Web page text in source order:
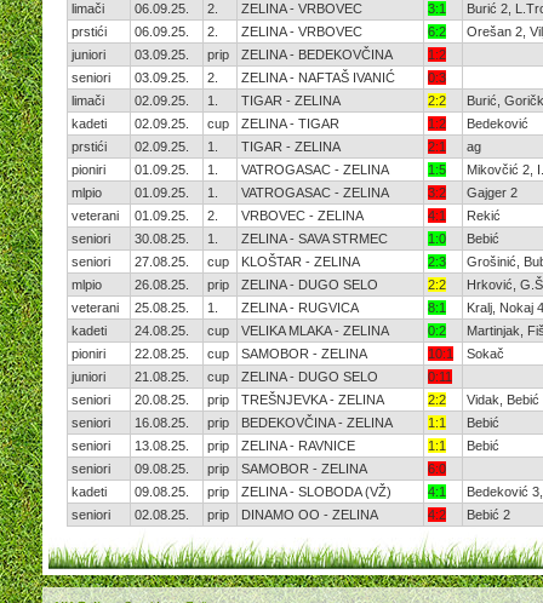
limači
06.09.25. 2. ZELINA - VRBOVEC 3:1
Burić 2,
prstići
06.09.25. 2. ZELINA - VRBOVEC 6:2
Orešan 2,
juniori
03.09.25. prip ZELINA - BEDEKOVČINA
1:2
seniori
03.09.25. 2. ZELINA - NAFTAŠ IVANIĆ
0:3
limači
02.09.25. 1. TIGAR - ZELINA 2:2
Burić,
kadeti
02.09.25. cup ZELINA - TIGAR 1:2
Bedeković
prstići
02.09.25. 1. TIGAR - ZELINA 2:1
ag
pioniri
01.09.25. 1. VATROGASAC - ZELINA 1:5
Mikovčić 2,
mlpio
01.09.25. 1. VATROGASAC - ZELINA 3:2
Gajger 2
veterani
01.09.25. 2. VRBOVEC - ZELINA 4:1
Rekić
seniori
30.08.25. 1. ZELINA - SAVA STRMEC 1:0
Bebić
seniori
27.08.25. cup KLOŠTAR - ZELINA 2:3
Grošinić,
mlpio
26.08.25. prip ZELINA - DUGO SELO 2:2
Hrković,
veterani
25.08.25. 1. ZELINA - RUGVICA 8:1
Kralj, Nokaj
kadeti
24.08.25. cup VELIKA MLAKA - ZELINA 0:2
Martinjak,
pioniri
22.08.25. cup SAMOBOR - ZELINA 10:1
Sokač
juniori
21.08.25. cup ZELINA - DUGO SELO
0:11
seniori
20.08.25. prip TREŠNJEVKA - ZELINA 2:2
Vidak, Bebić
seniori
16.08.25. prip BEDEKOVČINA - ZELINA 1:1
Bebić
seniori
13.08.25. prip ZELINA - RAVNICE 1:1
Bebić
seniori
09.08.25. prip SAMOBOR - ZELINA
6:0
kadeti
09.08.25. prip ZELINA - SLOBODA (VŽ) 4:1
Bedeković
seniori
02.08.25. prip DINAMO OO - ZELINA 4:2 Bebić 2